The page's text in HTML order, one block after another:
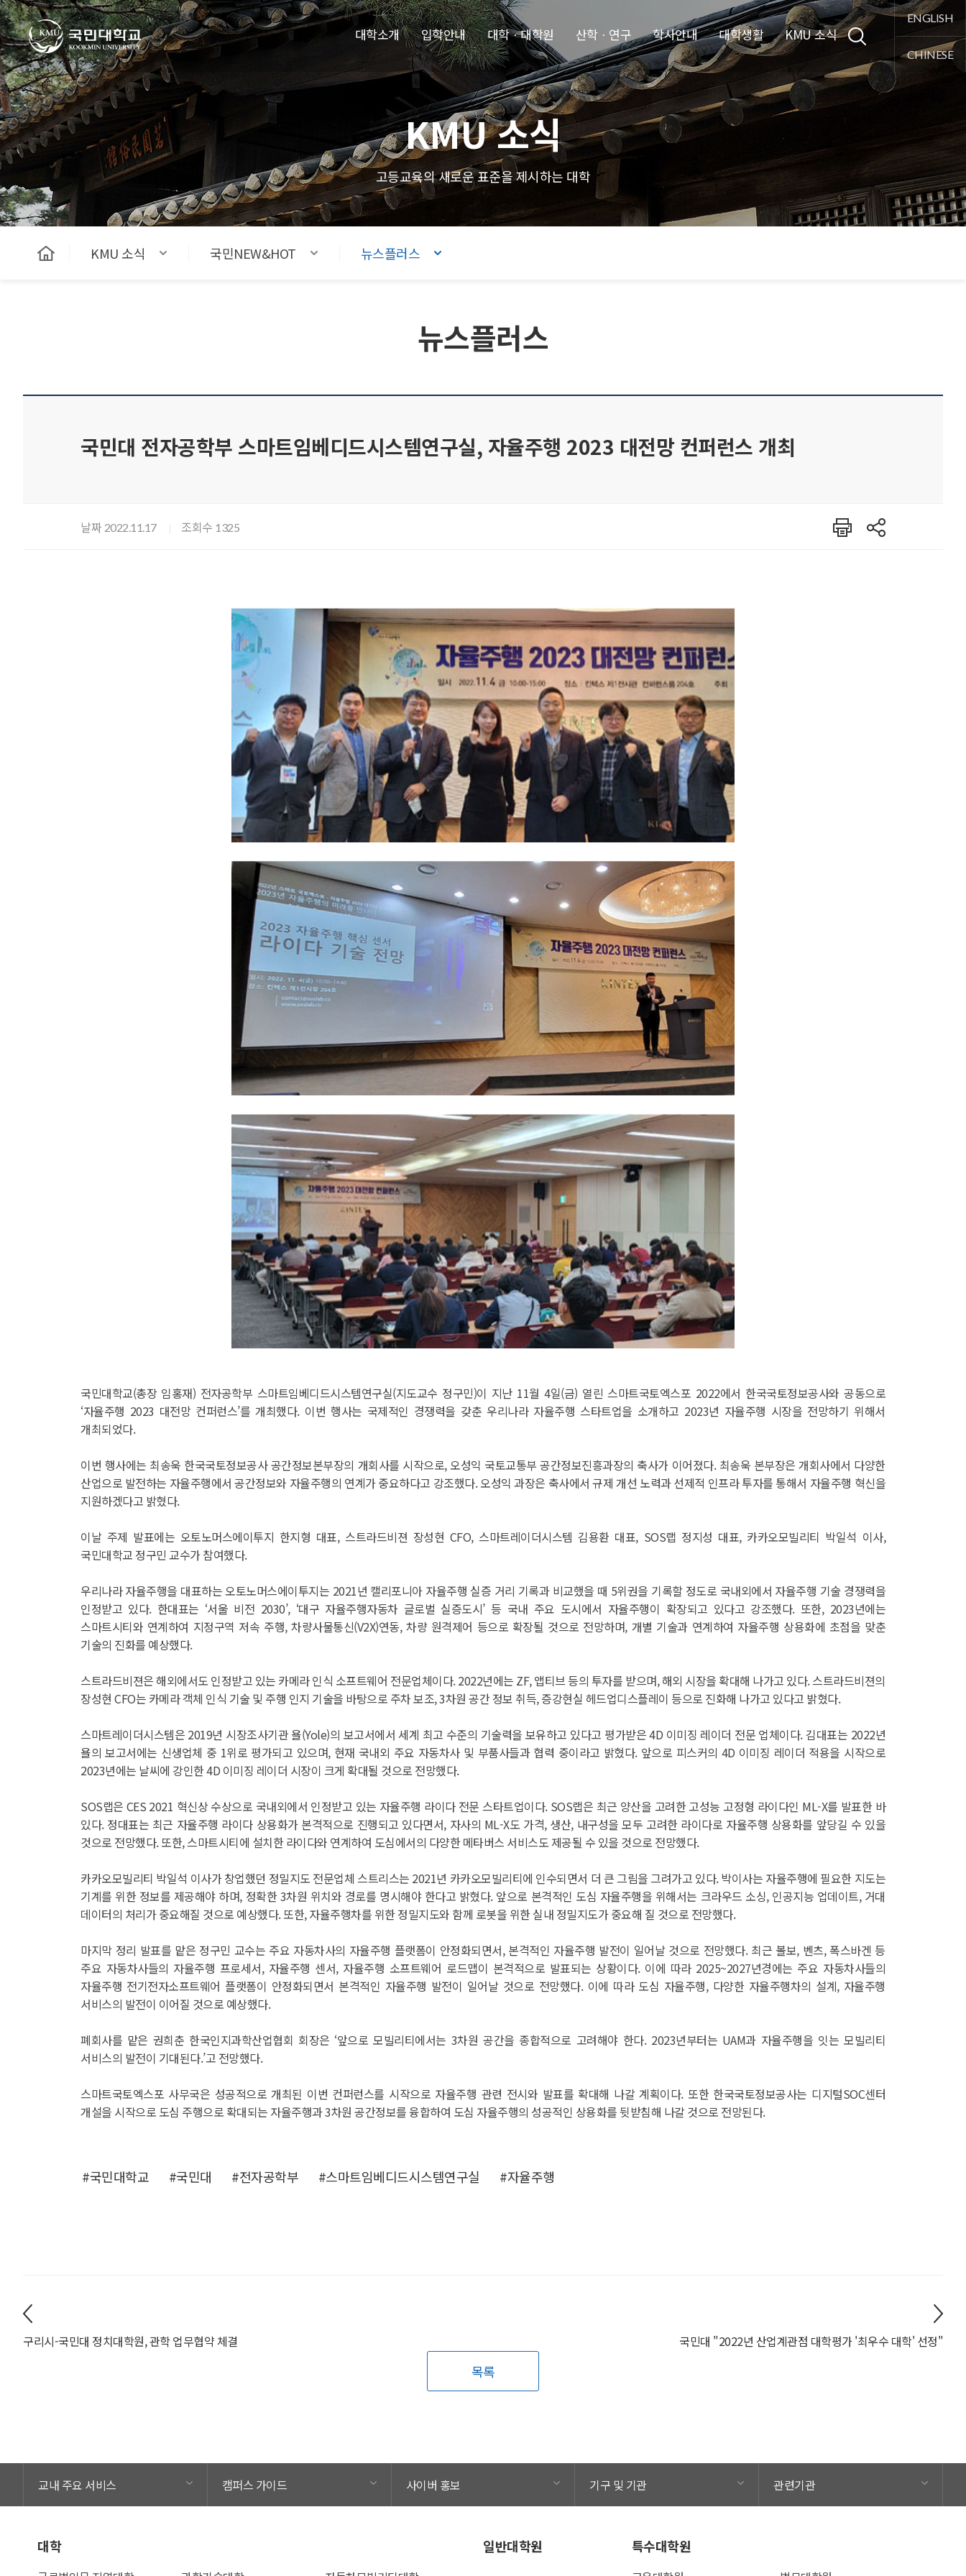
주메뉴 바로가기
본문내용 바로가기
푸터 바로가기
국민대학교
대학소개 입학안내 대학ㆍ대학원 산학ㆍ연구 학사안내 대학생활 KMU 소식
통합검색
ENGLISH
CHINESE
KMU 소식
고등교육의 새로운 표준을 제시하는 대학
KMU 소식 국민NEW&HOT 뉴스플러스
뉴스플러스
국민대 전자공학부 스마트임베디드시스템연구실, 자율주행 2023 대전망 컨퍼런스 개최
날짜 2022.11.17 조회수 1325 인쇄 공유
국민대학교(총장 임홍재) 전자공학부 스마트임베디드시스템연구실(지도교수 정구민)이 지난 11월 4일(금) 열린 스마트국토엑스포 2022에서 한국국토정보공사와 공동으로
‘자율주행 2023 대전망 컨퍼런스’를 개최했다. 이번 행사는 국제적인 경쟁력을 갖춘 우리나라 자율주행 스타트업을 소개하고 2023년 자율주행 시장을 전망하기 위해서
개최되었다.
이번 행사에는 최송욱 한국국토정보공사 공간정보본부장의 개회사를 시작으로, 오성익 국토교통부 공간정보진흥과장의 축사가 이어졌다. 최송욱 본부장은 개회사에서 다양한
산업으로 발전하는 자율주행에서 공간정보와 자율주행의 연계가 중요하다고 강조했다. 오성익 과장은 축사에서 규제 개선 노력과 선제적 인프라 투자를 통해서 자율주행 혁신을
지원하겠다고 밝혔다.
이날 주제 발표에는 오토노머스에이투지 한지형 대표, 스트라드비젼 장성현 CFO, 스마트레이더시스템 김용환 대표, SOS랩 정지성 대표, 카카오모빌리티 박일석 이사,
국민대학교 정구민 교수가 참여했다.
우리나라 자율주행을 대표하는 오토노머스에이투지는 2021년 캘리포니아 자율주행 실증 거리 기록과 비교했을 때 5위권을 기록할 정도로 국내외에서 자율주행 기술 경쟁력을
인정받고 있다. 한대표는 ‘서울 비전 2030’, ‘대구 자율주행자동차 글로벌 실증도시’ 등 국내 주요 도시에서 자율주행이 확장되고 있다고 강조했다. 또한, 2023년에는
스마트시티와 연계하여 지정구역 저속 주행, 차량사물통신(V2X)연동, 차량 원격제어 등으로 확장될 것으로 전망하며, 개별 기술과 연계하여 자율주행 상용화에 초점을 맞춘
기술의 진화를 예상했다.
스트라드비젼은 해외에서도 인정받고 있는 카메라 인식 소프트웨어 전문업체이다. 2022년에는 ZF, 앱티브 등의 투자를 받으며, 해외 시장을 확대해 나가고 있다. 스트라드비젼의
장성현 CFO는 카메라 객체 인식 기술 및 주행 인지 기술을 바탕으로 주차 보조, 3차원 공간 정보 취득, 증강현실 헤드업디스플레이 등으로 진화해 나가고 있다고 밝혔다.
스마트레이더시스템은 2019년 시장조사기관 욜(Yole)의 보고서에서 세계 최고 수준의 기술력을 보유하고 있다고 평가받은 4D 이미징 레이더 전문 업체이다. 김대표는 2022년
욜의 보고서에는 신생업체 중 1위로 평가되고 있으며, 현재 국내외 주요 자동차사 및 부품사들과 협력 중이라고 밝혔다. 앞으로 피스커의 4D 이미징 레이더 적용을 시작으로
2023년에는 날씨에 강인한 4D 이미징 레이더 시장이 크게 확대될 것으로 전망했다.
SOS랩은 CES 2021 혁신상 수상으로 국내외에서 인정받고 있는 자율주행 라이다 전문 스타트업이다. SOS랩은 최근 양산을 고려한 고성능 고정형 라이다인 ML-X를 발표한 바
있다. 정대표는 최근 자율주행 라이다 상용화가 본격적으로 진행되고 있다면서, 자사의 ML-X도 가격, 생산, 내구성을 모두 고려한 라이다로 자율주행 상용화를 앞당길 수 있을
것으로 전망했다. 또한, 스마트시티에 설치한 라이다와 연계하여 도심에서의 다양한 메타버스 서비스도 제공될 수 있을 것으로 전망했다.
카카오모빌리티 박일석 이사가 창업했던 정밀지도 전문업체 스트리스는 2021년 카카오모빌리티에 인수되면서 더 큰 그림을 그려가고 있다. 박이사는 자율주행에 필요한 지도는
기계를 위한 정보를 제공해야 하며, 정확한 3차원 위치와 경로를 명시해야 한다고 밝혔다. 앞으로 본격적인 도심 자율주행을 위해서는 크라우드 소싱, 인공지능 업데이트, 거대
데이터의 처리가 중요해질 것으로 예상했다. 또한, 자율주행차를 위한 정밀지도와 함께 로봇을 위한 실내 정밀지도가 중요해 질 것으로 전망했다.
마지막 정리 발표를 맡은 정구민 교수는 주요 자동차사의 자율주행 플랫폼이 안정화되면서, 본격적인 자율주행 발전이 일어날 것으로 전망했다. 최근 볼보, 벤츠, 폭스바겐 등
주요 자동차사들의 자율주행 프로세서, 자율주행 센서, 자율주행 소프트웨어 로드맵이 본격적으로 발표되는 상황이다. 이에 따라 2025~2027년경에는 주요 자동차사들의
자율주행 전기전자소프트웨어 플랫폼이 안정화되면서 본격적인 자율주행 발전이 일어날 것으로 전망했다. 이에 따라 도심 자율주행, 다양한 자율주행차의 설계, 자율주행
서비스의 발전이 이어질 것으로 예상했다.
폐회사를 맡은 권희춘 한국인지과학산업협회 회장은 ‘앞으로 모빌리티에서는 3차원 공간을 종합적으로 고려해야 한다. 2023년부터는 UAM과 자율주행을 잇는 모빌리티
서비스의 발전이 기대된다.’고 전망했다.
스마트국토엑스포 사무국은 성공적으로 개최된 이번 컨퍼런스를 시작으로 자율주행 관련 전시와 발표를 확대해 나갈 계획이다. 또한 한국국토정보공사는 디지털SOC센터
개설을 시작으로 도심 주행으로 확대되는 자율주행과 3차원 공간정보를 융합하여 도심 자율주행의 성공적인 상용화를 뒷받침해 나갈 것으로 전망된다.
#국민대학교 #국민대 #전자공학부 #스마트임베디드시스템연구실 #자율주행
구리시-국민대 정치대학원, 관학 업무협약 체결 국민대 "2022년 산업계관점 대학평가 '최우수 대학' 선정"
목록
교내 주요 서비스 캠퍼스 가이드 사이버 홍보 기구 및 기관 관련기관
대학 일반대학원 특수대학원